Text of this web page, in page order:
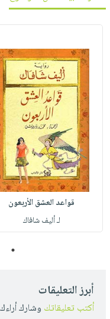
قواعد العشق الأربعون
لـ أليف شافاك
1
أبرز التعليقات
أكتب تعليقاتك وشارك